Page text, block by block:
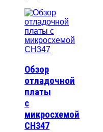
Обзор
отладочной
платы
с
микросхемой
CH347